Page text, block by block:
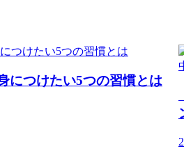
につけたい5つの習慣とは